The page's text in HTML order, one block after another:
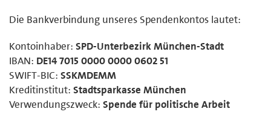
Die Bankverbindung unseres Spendenkontos lautet:
Kontoinhaber: SPD-Unterbezirk München-Stadt
IBAN: DE14 7015 0000 0000 0602 51
SWIFT-BIC: SSKMDEMM
Kreditinstitut: Stadtsparkasse München
Verwendungszweck: Spende für politische Arbeit